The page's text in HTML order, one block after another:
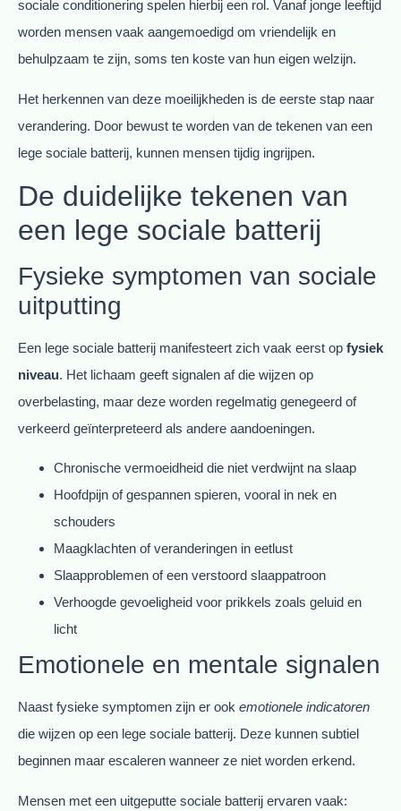
sociale conditionering spelen hierbij een rol. Vanaf jonge leeftijd
worden mensen vaak aangemoedigd om vriendelijk en
behulpzaam te zijn, soms ten koste van hun eigen welzijn.
Het herkennen van deze moeilijkheden is de eerste stap naar
verandering. Door bewust te worden van de tekenen van een
lege sociale batterij, kunnen mensen tijdig ingrijpen.
De duidelijke tekenen van
een lege sociale batterij
Fysieke symptomen van sociale
uitputting
Een lege sociale batterij manifesteert zich vaak eerst op fysiek
niveau. Het lichaam geeft signalen af die wijzen op
overbelasting, maar deze worden regelmatig genegeerd of
verkeerd geïnterpreteerd als andere aandoeningen.
Chronische vermoeidheid die niet verdwijnt na slaap
Hoofdpijn of gespannen spieren, vooral in nek en
schouders
Maagklachten of veranderingen in eetlust
Slaapproblemen of een verstoord slaappatroon
Verhoogde gevoeligheid voor prikkels zoals geluid en
licht
Emotionele en mentale signalen
Naast fysieke symptomen zijn er ook emotionele indicatoren
die wijzen op een lege sociale batterij. Deze kunnen subtiel
beginnen maar escaleren wanneer ze niet worden erkend.
Mensen met een uitgeputte sociale batterij ervaren vaak: